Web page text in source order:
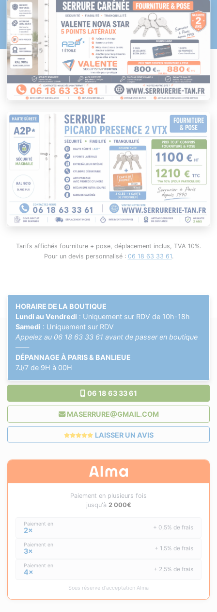
Tarifs affichés fourniture + pose, déplacement inclus, TVA 10%.
Pour un devis personnalisé : 06 18 63 33 61.
HORAIRE DE LA BOUTIQUE
Lundi au Vendredi : Uniquement sur RDV de 10h-18h
Samedi : Uniquement sur RDV
Appelez au 06 18 63 33 61 avant de passer en boutique
——
DÉPANNAGE À PARIS & BANLIEUE
7J/7 de 9H à 00H
06 18 63 33 61
MASERRURE@GMAIL.COM
LAISSER UN AVIS
Paiement en plusieurs fois
jusqu'à 2 000€
Paiement en
2× + 0,5% de frais
Paiement en
3× + 1,5% de frais
Paiement en
4× + 2,5% de frais
Sous réserve d'acceptation Alma